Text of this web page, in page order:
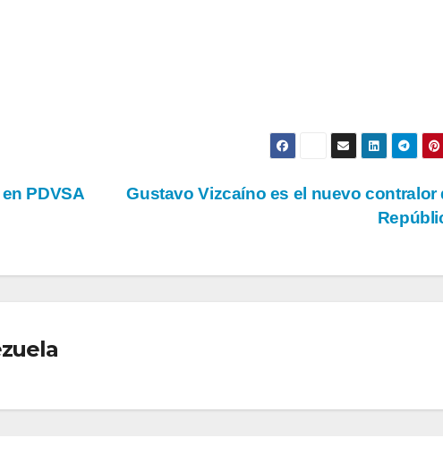
Gustavo Vizcaíno es el nuevo contralor
PDVSA